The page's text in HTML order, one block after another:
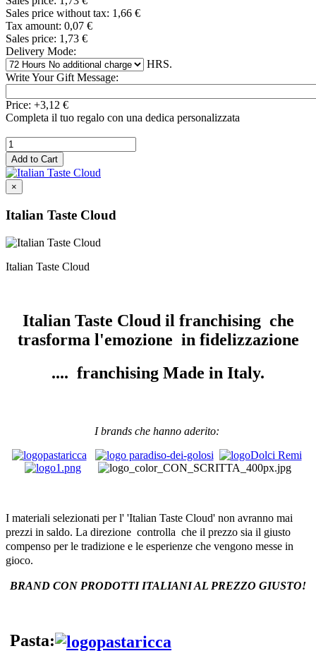
Sales price without tax: 1,66 €
Tax amount: 0,07 €
Sales price: 1,73 €
Delivery Mode:
HRS.
Write Your Gift Message:
Price: +3,12 €
Completa il tuo regalo con una dedica personalizzata
×
Italian Taste Cloud
Italian Taste Cloud
Italian Taste Cloud il franchising che
trasforma l'emozione in fidelizzazione
.... franchising Made in Italy.
I brands che hanno aderito:
I materiali selezionati per l' 'Italian Taste Cloud' non avranno mai
prezzi in saldo. La direzione controlla che il prezzo sia il giusto
compenso per le tradizione e le esperienze che vengono messe in
gioco.
BRAND CON PRODOTTI ITALIANI AL PREZZO GIUSTO!
Pasta: